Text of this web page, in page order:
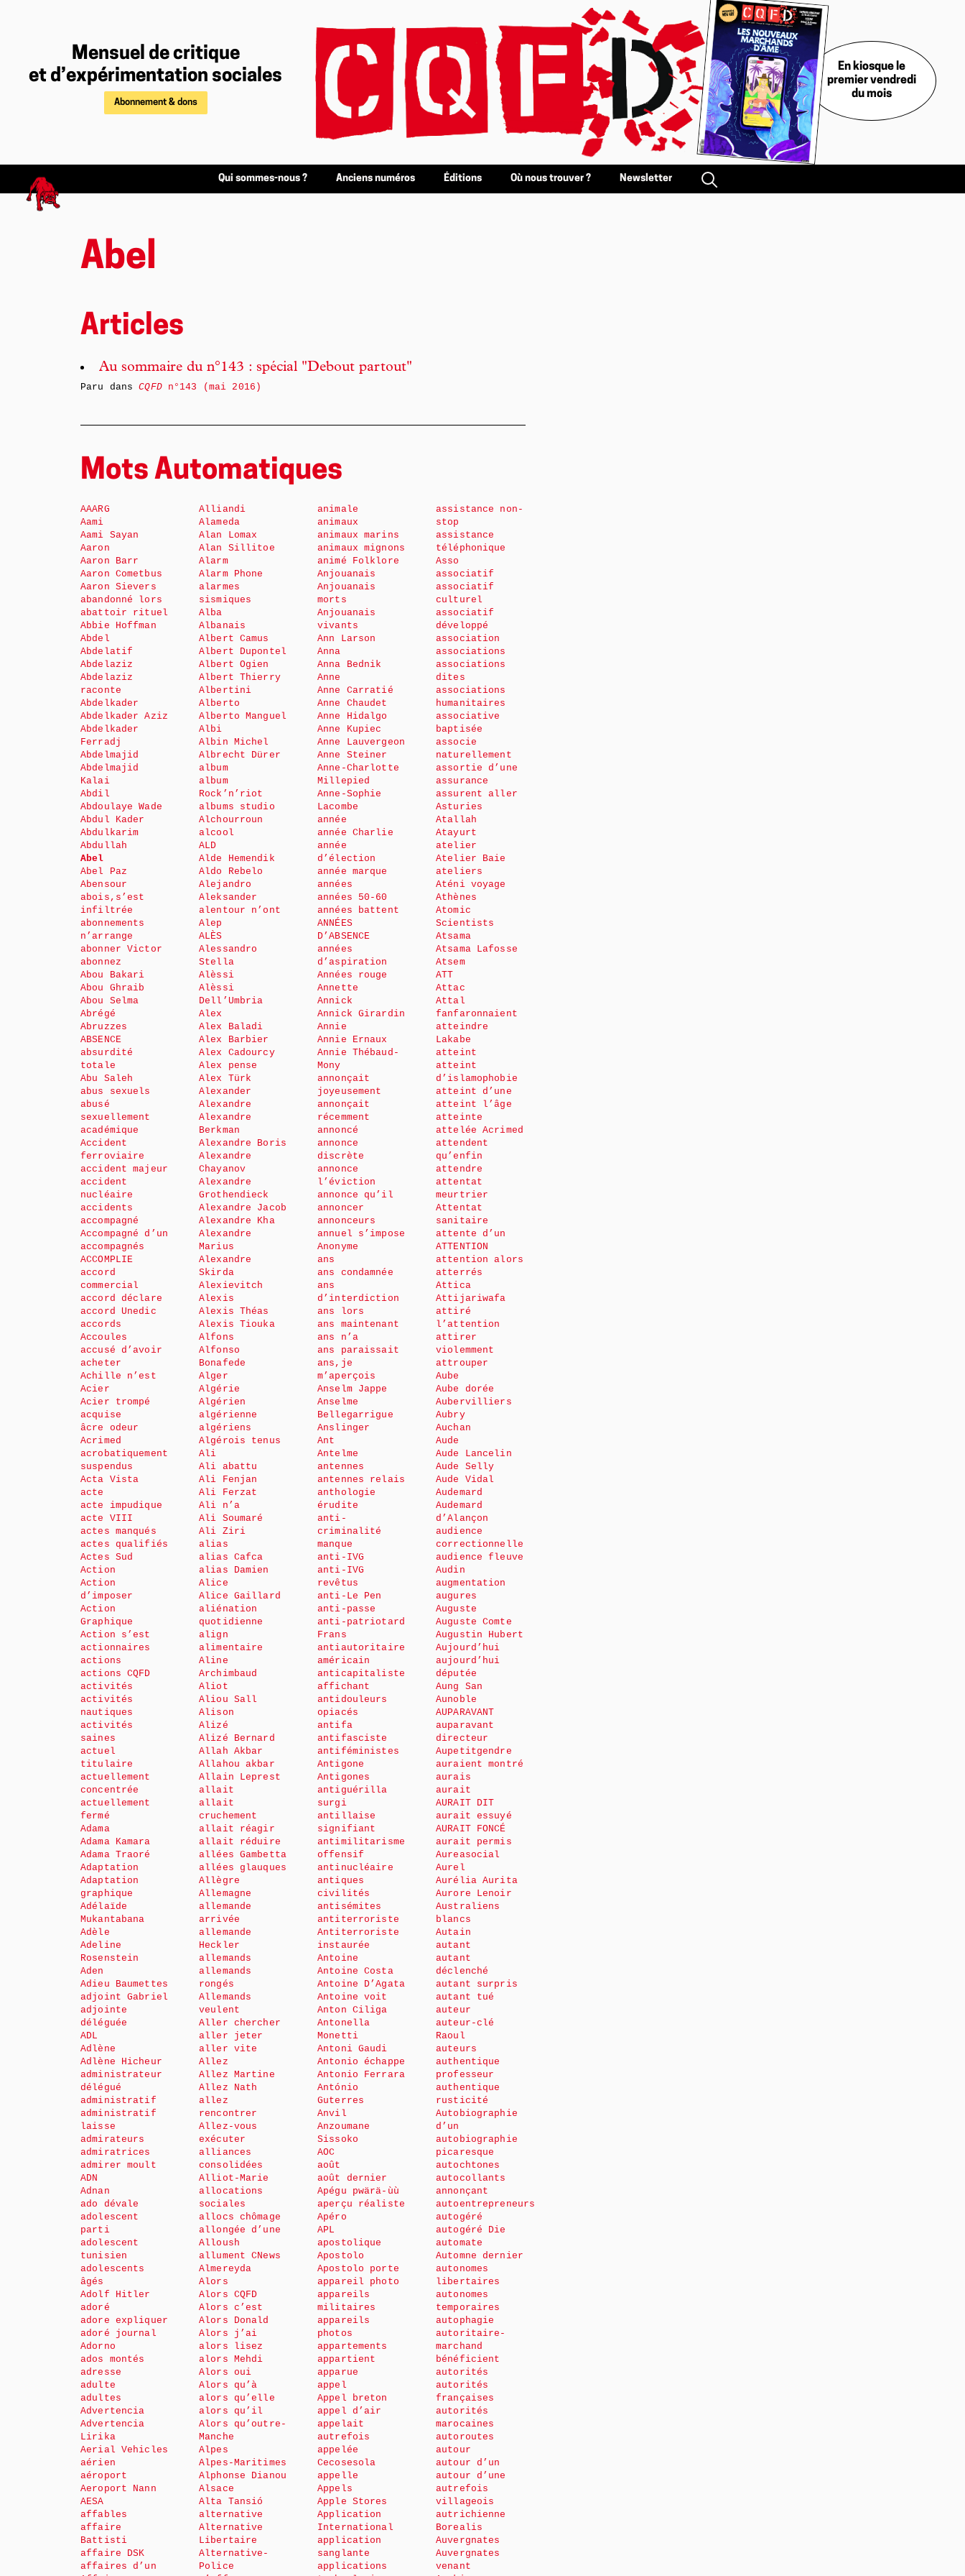
Mensuel de critique
et d’expérimentation sociales
Abonnement & dons
En kiosque le
premier vendredi
du mois
Qui sommes-nous ? Anciens numéros Éditions Où nous trouver ? Newsletter
Abel
Articles
Au sommaire du n°143 : spécial "Debout partout"
Paru dansCQFDn°143 (mai 2016)
Mots Automatiques
AAARG
Aami
Aami Sayan
Aaron
Aaron Barr
Aaron Cometbus
Aaron Sievers
abandonné lors
abattoir rituel
Abbie Hoffman
Abdel
Abdelatif
Abdelaziz
Abdelaziz
raconte
Abdelkader
Abdelkader Aziz
Abdelkader
Ferradj
Abdelmajid
Abdelmajid
Kalai
Abdil
Abdoulaye Wade
Abdul Kader
Abdulkarim
Abdullah
Abel
Abel Paz
Abensour
abois,s’est
infiltrée
abonnements
n’arrange
abonner Victor
abonnez
Abou Bakari
Abou Ghraib
Abou Selma
Abrégé
Abruzzes
ABSENCE
absurdité
totale
Abu Saleh
abus sexuels
abusé
sexuellement
académique
Accident
ferroviaire
accident majeur
accident
nucléaire
accidents
accompagné
Accompagné d’un
accompagnés
ACCOMPLIE
accord
commercial
accord déclare
accord Unedic
accords
Accoules
accusé d’avoir
acheter
Achille n’est
Acier
Acier trompé
acquise
âcre odeur
Acrimed
acrobatiquement
suspendus
Acta Vista
acte
acte impudique
acte VIII
actes manqués
actes qualifiés
Actes Sud
Action
Action
d’imposer
Action
Graphique
Action s’est
actionnaires
actions
actions CQFD
activités
activités
nautiques
activités
saines
actuel
titulaire
actuellement
concentrée
actuellement
fermé
Adama
Adama Kamara
Adama Traoré
Adaptation
Adaptation
graphique
Adélaïde
Mukantabana
Adèle
Adeline
Rosenstein
Aden
Adieu Baumettes
adjoint Gabriel
adjointe
déléguée
ADL
Adlène
Adlène Hicheur
administrateur
délégué
administratif
administratif
laisse
admirateurs
admiratrices
admirer moult
ADN
Adnan
ado dévale
adolescent
parti
adolescent
tunisien
adolescents
âgés
Adolf Hitler
adoré
adore expliquer
adoré journal
Adorno
ados montés
adresse
adulte
adultes
Advertencia
Advertencia
Lirika
Aerial Vehicles
aérien
aéroport
Aeroport Nann
AESA
affables
affaire
Battisti
affaire DSK
affaires d’un
Alliandi
Alameda
Alan Lomax
Alan Sillitoe
Alarm
Alarm Phone
alarmes
sismiques
Alba
Albanais
Albert Camus
Albert Dupontel
Albert Ogien
Albert Thierry
Albertini
Alberto
Alberto Manguel
Albi
Albin Michel
Albrecht Dürer
album
album
Rock’n’riot
albums studio
Alchourroun
alcool
ALD
Alde Hemendik
Aldo Rebelo
Alejandro
Aleksander
alentour n’ont
Alep
ALÈS
Alessandro
Stella
Alèssi
Alèssi
Dell’Umbria
Alex
Alex Baladi
Alex Barbier
Alex Cadourcy
Alex pense
Alex Türk
Alexander
Alexandre
Alexandre
Berkman
Alexandre Boris
Alexandre
Chayanov
Alexandre
Grothendieck
Alexandre Jacob
Alexandre Kha
Alexandre
Marius
Alexandre
Skirda
Alexievitch
Alexis
Alexis Théas
Alexis Tiouka
Alfons
Alfonso
Bonafede
Alger
Algérie
Algérien
algérienne
algériens
Algérois tenus
Ali
Ali abattu
Ali Fenjan
Ali Ferzat
Ali n’a
Ali Soumaré
Ali Ziri
alias
alias Cafca
alias Damien
Alice
Alice Gaillard
aliénation
quotidienne
align
alimentaire
Aline
Archimbaud
Aliot
Aliou Sall
Alison
Alizé
Alizé Bernard
Allah Akbar
Allahou akbar
Allain Leprest
allait
allait
cruchement
allait réagir
allait réduire
allées Gambetta
allées glauques
Allègre
Allemagne
allemande
arrivée
allemande
Heckler
allemands
allemands
rongés
Allemands
veulent
Aller chercher
aller jeter
aller vite
Allez
Allez Martine
Allez Nath
allez
rencontrer
Allez-vous
exécuter
alliances
consolidées
Alliot-Marie
allocations
sociales
allocs chômage
allongée d’une
Alloush
allument CNews
Almereyda
Alors
Alors CQFD
Alors c’est
Alors Donald
Alors j’ai
alors lisez
alors Mehdi
Alors oui
Alors qu’à
alors qu’elle
alors qu’il
Alors qu’outre-
Manche
Alpes
Alpes-Maritimes
Alphonse Dianou
Alsace
Alta Tansió
alternative
Alternative
Libertaire
Alternative-
Police
animale
animaux
animaux marins
animaux mignons
animé Folklore
Anjouanais
Anjouanais
morts
Anjouanais
vivants
Ann Larson
Anna
Anna Bednik
Anne
Anne Carratié
Anne Chaudet
Anne Hidalgo
Anne Kupiec
Anne Lauvergeon
Anne Steiner
Anne-Charlotte
Millepied
Anne-Sophie
Lacombe
année
année Charlie
année
d’élection
année marque
années
années 50-60
années battent
ANNÉES
D’ABSENCE
années
d’aspiration
Années rouge
Annette
Annick
Annick Girardin
Annie
Annie Ernaux
Annie Thébaud-
Mony
annonçait
joyeusement
annonçait
récemment
annoncé
annonce
discrète
annonce
l’éviction
annonce qu’il
annoncer
annonceurs
annuel s’impose
Anonyme
ans
ans condamnée
ans
d’interdiction
ans lors
ans maintenant
ans n’a
ans paraissait
ans,je
m’aperçois
Anselm Jappe
Anselme
Bellegarrigue
Anslinger
Ant
Antelme
antennes
antennes relais
anthologie
érudite
anti-
criminalité
manque
anti-IVG
anti-IVG
revêtus
anti-Le Pen
anti-passe
anti-patriotard
Frans
antiautoritaire
américain
anticapitaliste
affichant
antidouleurs
opiacés
antifa
antifasciste
antiféministes
Antigone
Antigones
antiguérilla
surgi
antillaise
signifiant
antimilitarisme
offensif
antinucléaire
antiques
civilités
antisémites
antiterroriste
Antiterroriste
instaurée
Antoine
Antoine Costa
Antoine D’Agata
Antoine voit
Anton Ciliga
Antonella
Monetti
Antoni Gaudi
Antonio échappe
Antonio Ferrara
António
Guterres
Anvil
Anzoumane
Sissoko
AOC
août
août dernier
Apégu pwärä-ùù
aperçu réaliste
Apéro
APL
apostolique
Apostolo
Apostolo porte
appareil photo
appareils
militaires
appareils
photos
appartements
appartient
apparue
appel
Appel breton
appel d’air
appelait
autrefois
appelée
Cecosesola
appelle
Appels
Apple Stores
Application
International
application
sanglante
applications
assistance non-
stop
assistance
téléphonique
Asso
associatif
associatif
culturel
associatif
développé
association
associations
associations
dites
associations
humanitaires
associative
baptisée
associe
naturellement
assortie d’une
assurance
assurent aller
Asturies
Atallah
Atayurt
atelier
Atelier Baie
ateliers
Aténi voyage
Athènes
Atomic
Scientists
Atsama
Atsama Lafosse
Atsem
ATT
Attac
Attal
fanfaronnaient
atteindre
Lakabe
atteint
atteint
d’islamophobie
atteint d’une
atteint l’âge
atteinte
attelée Acrimed
attendent
qu’enfin
attendre
attentat
meurtrier
Attentat
sanitaire
attente d’un
ATTENTION
attention alors
atterrés
Attica
Attijariwafa
attiré
l’attention
attirer
violemment
attrouper
Aube
Aube dorée
Aubervilliers
Aubry
Auchan
Aude
Aude Lancelin
Aude Selly
Aude Vidal
Audemard
Audemard
d’Alançon
audience
correctionnelle
audience fleuve
Audin
augmentation
augures
Auguste
Auguste Comte
Augustin Hubert
Aujourd’hui
aujourd’hui
députée
Aung San
Aunoble
AUPARAVANT
auparavant
directeur
Aupetitgendre
auraient montré
aurais
aurait
AURAIT DIT
aurait essuyé
AURAIT FONCÉ
aurait permis
Aureasocial
Aurel
Aurélia Aurita
Aurore Lenoir
Australiens
blancs
Autain
autant
autant
déclenché
autant surpris
autant tué
auteur
auteur-clé
Raoul
auteurs
authentique
professeur
authentique
rusticité
Autobiographie
d’un
autobiographie
picaresque
autochtones
autocollants
annonçant
autoentrepreneurs
autogéré
autogéré Die
automate
Automne dernier
autonomes
libertaires
autonomes
temporaires
autophagie
autoritaire-
marchand
bénéficient
autorités
autorités
françaises
autorités
marocaines
autoroutes
autour
autour d’un
autour d’une
autrefois
villageois
autrichienne
Borealis
Auvergnates
Auvergnates
venant